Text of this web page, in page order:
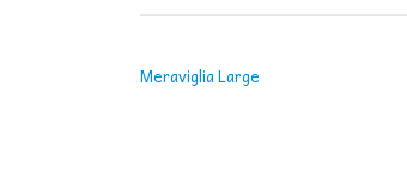
Meraviglia Large